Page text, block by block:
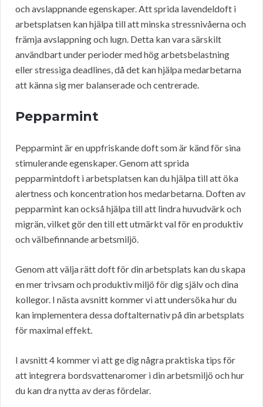
och avslappnande egenskaper. Att sprida lavendeldoft i
arbetsplatsen kan hjälpa till att minska stressnivåerna och
främja avslappning och lugn. Detta kan vara särskilt
användbart under perioder med hög arbetsbelastning
eller stressiga deadlines, då det kan hjälpa medarbetarna
att känna sig mer balanserade och centrerade.
Pepparmint
Pepparmint är en uppfriskande doft som är känd för sina
stimulerande egenskaper. Genom att sprida
pepparmintdoft i arbetsplatsen kan du hjälpa till att öka
alertness och koncentration hos medarbetarna. Doften av
pepparmint kan också hjälpa till att lindra huvudvärk och
migrän, vilket gör den till ett utmärkt val för en produktiv
och välbefinnande arbetsmiljö.
Genom att välja rätt doft för din arbetsplats kan du skapa
en mer trivsam och produktiv miljö för dig själv och dina
kollegor. I nästa avsnitt kommer vi att undersöka hur du
kan implementera dessa doftalternativ på din arbetsplats
för maximal effekt.
I avsnitt 4 kommer vi att ge dig några praktiska tips för
att integrera bordsvattenaromer i din arbetsmiljö och hur
du kan dra nytta av deras fördelar.